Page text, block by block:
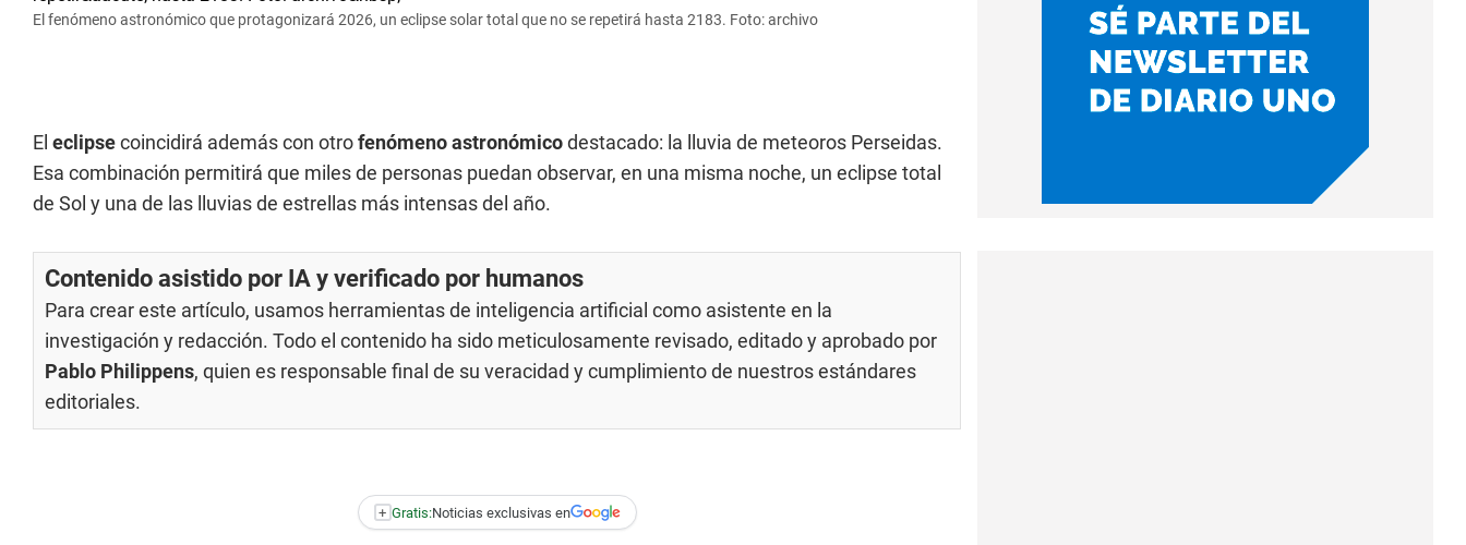
El fenómeno astronómico que protagonizará 2026, un eclipse solar total que no se repetirá hasta 2183. Foto: archivo
El eclipsecoincidirá además con otrofenómeno astronómicodestacado: la lluvia de meteoros Perseidas.
Esa combinación permitirá que miles de personas puedan observar, en una misma noche, un eclipse total
de Sol y una de las lluvias de estrellas más intensas del año.
Contenido asistido por IA y verificado por humanos
Para crear este artículo, usamos herramientas de inteligencia artificial como asistente en la
investigación y redacción. Todo el contenido ha sido meticulosamente revisado, editado y aprobado por
Pablo Philippens, quien es responsable final de su veracidad y cumplimiento de nuestrosestándares
editoriales.
+ Gratis:Noticias exclusivas en